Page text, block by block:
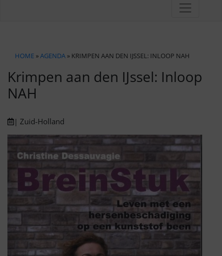
HOME »AGENDA » KRIMPEN AAN DEN IJSSEL: INLOOP NAH
Krimpen aan den IJssel: Inloop
NAH
| Zuid-Holland